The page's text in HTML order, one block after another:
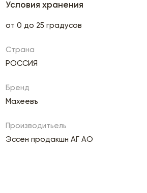
Условия хранения
от 0 до 25 градусов
Страна
РОССИЯ
Бренд
Махеевъ
Производитьель
Эссен продакшн АГ АО